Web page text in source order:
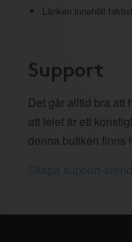
Länken innehöll
Support
Det går alltid bra att
att felet är ett
denna butiken finns